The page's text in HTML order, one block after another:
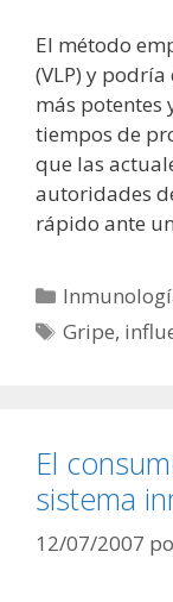
El método
(VLP) y
más potentes
tiempos de
que las
autoridades
rápido ante
Categorías
Etiquetas
Gripe,
El
sistema
12/07/2007